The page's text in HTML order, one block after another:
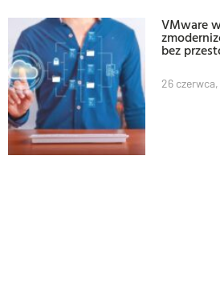
VMware
bez
26